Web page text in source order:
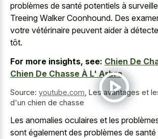
problèmes de santé potentiels à
Treeing Walker Coonhound. Des
votre vétérinaire peuvent aider à
tôt.
For more insights, see: Chien De
Chien De Chasse À L' Arbre
Source: youtube.com Les avantages et
d'un chien de chasse
Les anomalies oculaires et les
sont également des problèmes de